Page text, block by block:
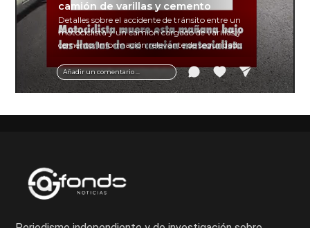
Añadir un comentario ...
camión de varillas y cemento
Detalles sobre el accidente de tránsito entre un
motociclista y un camión cargado de varillas y
cemento. Información relevante de seguridad
vial y recomendaciones para motociclistas.